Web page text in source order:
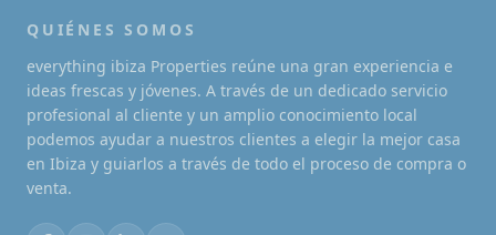
QUIÉNES SOMOS
everything ibiza Properties reúne una gran experiencia e
ideas frescas y jóvenes. A través de un dedicado servicio
profesional al cliente y un amplio conocimiento local
podemos ayudar a nuestros clientes a elegir la mejor casa
en Ibiza y guiarlos a través de todo el proceso de compra o
venta.